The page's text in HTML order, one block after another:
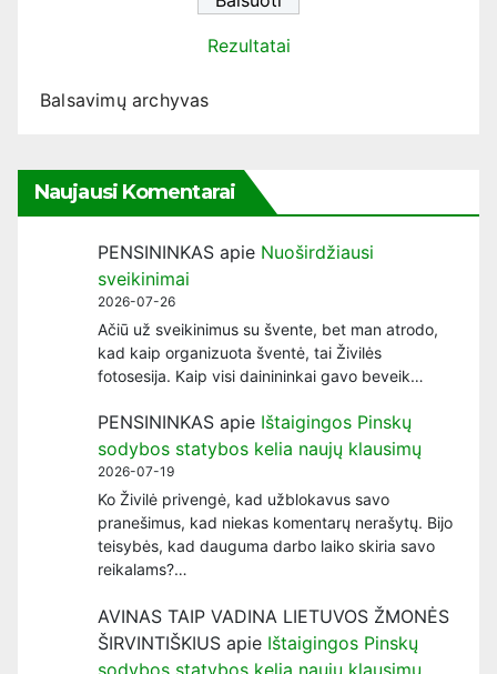
Rezultatai
Balsavimų archyvas
Naujausi Komentarai
PENSININKAS apie Nuoširdžiausi
sveikinimai
2026-07-26
Ačiū už sveikinimus su švente, bet man atrodo,
kad kaip organizuota šventė, tai Živilės
fotosesija. Kaip visi dainininkai gavo beveik…
PENSININKAS apie Ištaigingos Pinskų
sodybos statybos kelia naujų klausimų
2026-07-19
Ko Živilė privengė, kad užblokavus savo
pranešimus, kad niekas komentarų nerašytų. Bijo
teisybės, kad dauguma darbo laiko skiria savo
reikalams?…
AVINAS TAIP VADINA LIETUVOS ŽMONĖS
ŠIRVINTIŠKIUS apie Ištaigingos Pinskų
sodybos statybos kelia naujų klausimų